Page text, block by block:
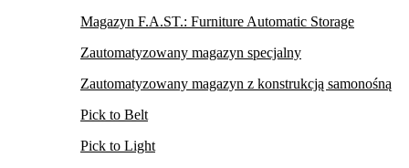
Magazyn F.A.ST.: Furniture Automatic Storage
Zautomatyzowany magazyn specjalny
Zautomatyzowany magazyn z konstrukcją samonośną
Pick to Belt
Pick to Light